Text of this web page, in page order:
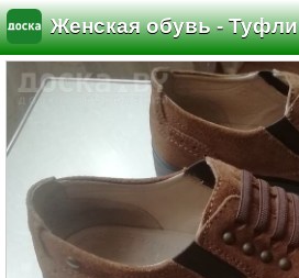
Женская обувь - Туфли